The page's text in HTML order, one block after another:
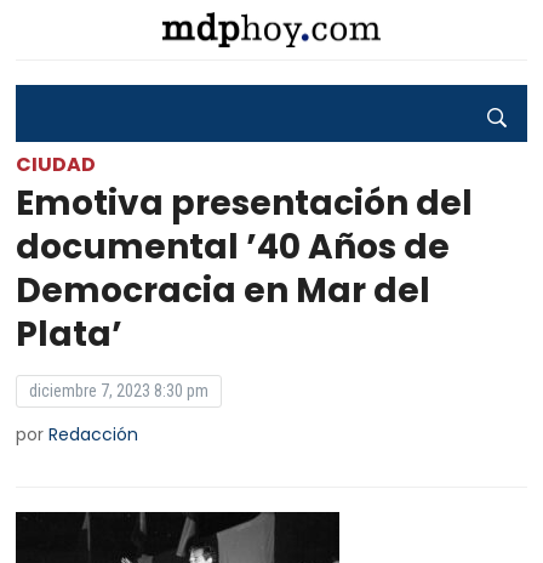
CIUDAD
Emotiva presentación del
documental ’40 Años de
Democracia en Mar del
Plata’
diciembre 7, 2023 8:30 pm
porRedacción